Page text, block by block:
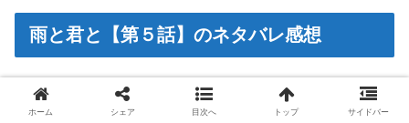
雨と君と【第５話】のネタバレ感想
「同じ月」
ホーム シェア 目次へ トップ サイドバー